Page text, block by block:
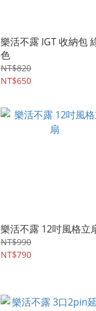
樂活不露 IGT 收納包
色
NT$820
NT$650
樂活不露 12吋風格立
NT$990
NT$790